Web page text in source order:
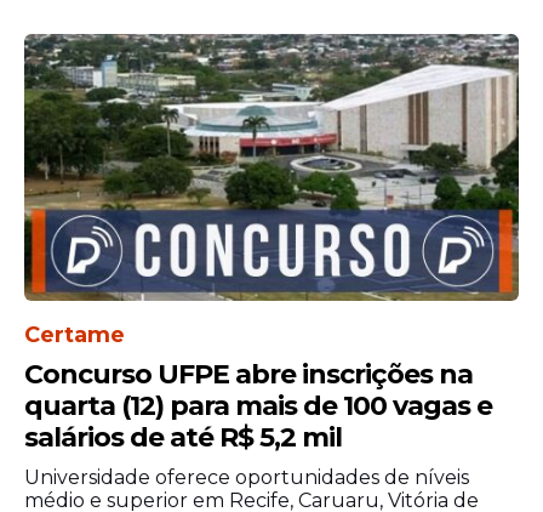
Certame
Concurso UFPE abre inscrições na
quarta (12) para mais de 100 vagas e
salários de até R$ 5,2 mil
Universidade oferece oportunidades de níveis
médio e superior em Recife, Caruaru, Vitória de